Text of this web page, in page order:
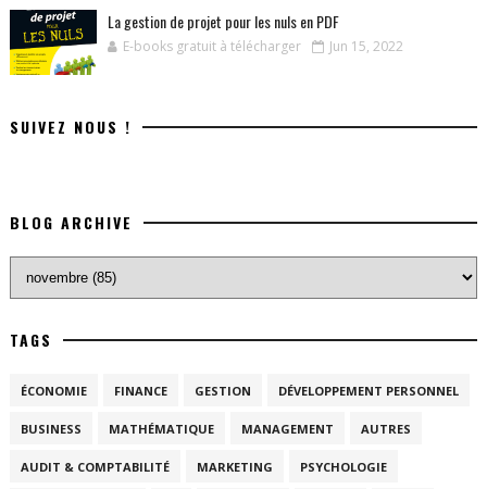
La gestion de projet pour les nuls en PDF
E-books gratuit à télécharger Jun 15, 2022
SUIVEZ NOUS !
BLOG ARCHIVE
TAGS
ÉCONOMIE FINANCE GESTION DÉVELOPPEMENT PERSONNEL
BUSINESS MATHÉMATIQUE MANAGEMENT AUTRES
AUDIT & COMPTABILITÉ MARKETING PSYCHOLOGIE